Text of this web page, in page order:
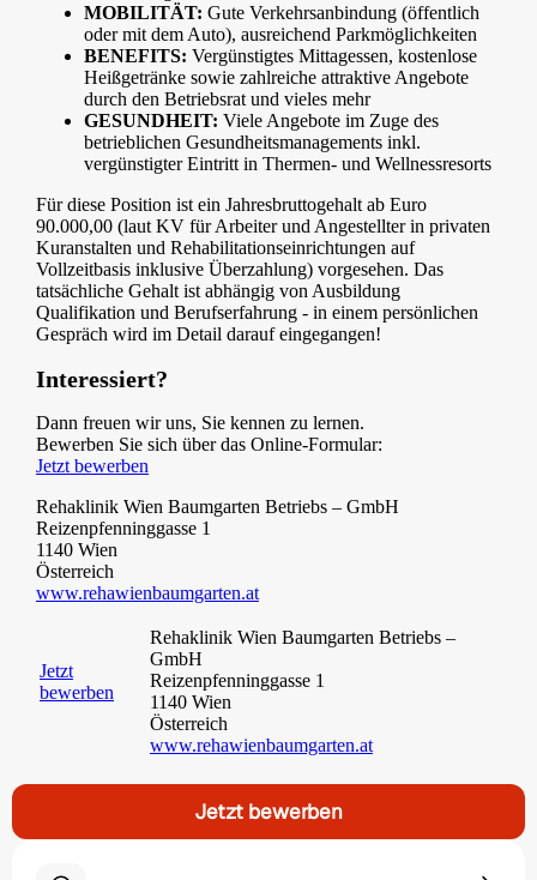
MOBILITÄT: Gute Verkehrsanbindung (öffentlich
oder mit dem Auto), ausreichend Parkmöglichkeiten
BENEFITS: Vergünstigtes Mittagessen, kostenlose
Heißgetränke sowie zahlreiche attraktive Angebote
durch den Betriebsrat und vieles mehr
GESUNDHEIT: Viele Angebote im Zuge des
betrieblichen Gesundheitsmanagements inkl.
vergünstigter Eintritt in Thermen- und Wellnessresorts
Für diese Position ist ein Jahresbruttogehalt ab Euro
90.000,00 (laut KV für Arbeiter und Angestellter in privaten
Kuranstalten und Rehabilitationseinrichtungen auf
Vollzeitbasis inklusive Überzahlung) vorgesehen. Das
tatsächliche Gehalt ist abhängig von Ausbildung
Qualifikation und Berufserfahrung - in einem persönlichen
Gespräch wird im Detail darauf eingegangen!
Interessiert?
Dann freuen wir uns, Sie kennen zu lernen.
Bewerben Sie sich über das Online-Formular:
Jetzt bewerben
Rehaklinik Wien Baumgarten Betriebs – GmbH
Reizenpfenninggasse 1
1140 Wien
Österreich
www.rehawienbaumgarten.at
Jetzt
bewerben
Rehaklinik Wien Baumgarten Betriebs –
GmbH
Reizenpfenninggasse 1
1140 Wien
Österreich
www.rehawienbaumgarten.at
Jetzt bewerben